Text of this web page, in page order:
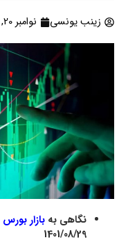
زینب یونسی نوامبر 20, 2022
نگاهی به بازار بورس
1401/08/29